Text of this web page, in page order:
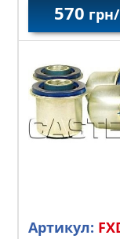
570
Артикул: